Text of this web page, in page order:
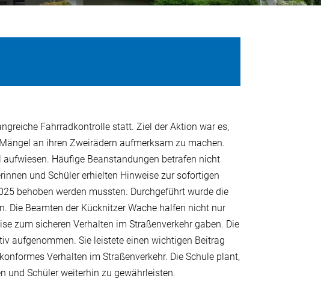
Fahrradkontrolle statt. Ziel der Aktion war es,
an ihren Zweirädern aufmerksam zu machen.
Häufige Beanstandungen betrafen nicht
und Schüler erhielten Hinweise zur sofortigen
behoben werden mussten. Durchgeführt wurde die
Die Beamten der Kücknitzer Wache halfen nicht nur
zum sicheren Verhalten im Straßenverkehr gaben. Die
aufgenommen. Sie leistete einen wichtigen Beitrag
Verhalten im Straßenverkehr. Die Schule plant,
und Schüler weiterhin zu gewährleisten.